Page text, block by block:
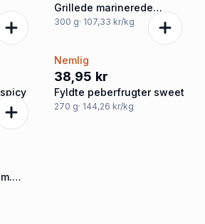
Grillede marinerede
peberfrugt
300 g· 107,33 kr/kg
Nemlig
38,95 kr
Fyldte peberfrugter sweet
270 g· 144,26 kr/kg